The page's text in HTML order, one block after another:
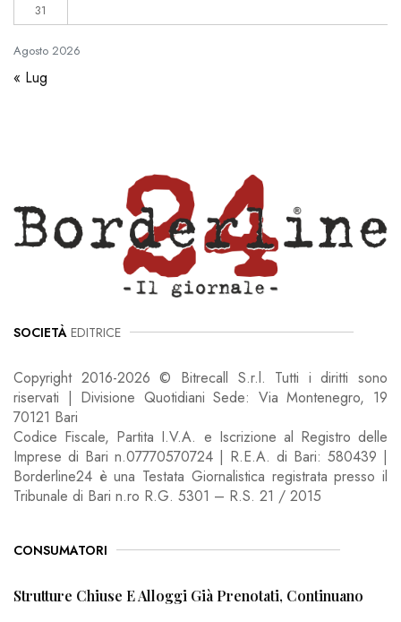
Agosto 2026
31
« Lug
SOCIETÀ EDITRICE
Copyright 2016-2026 © Bitrecall S.r.l. Tutti i diritti sono
riservati | Divisione Quotidiani Sede: Via Montenegro, 19
70121 Bari
Codice Fiscale, Partita I.V.A. e Iscrizione al Registro delle
Imprese di Bari n.07770570724 | R.E.A. di Bari: 580439 |
Borderline24 è una Testata Giornalistica registrata presso il
Tribunale di Bari n.ro R.G. 5301 – R.S. 21 / 2015
CONSUMATORI
Strutture Chiuse E Alloggi Già Prenotati, Continuano